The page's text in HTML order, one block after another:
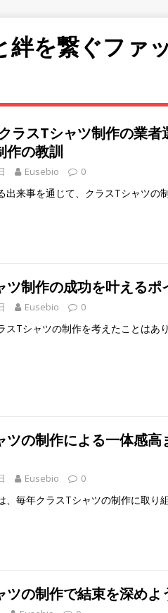
絆を繋ぐファ
ラスTシャツ制作の業者
作の教訓
Eusebio 0
出来事を通じて、クラスTシャツの
ツ制作の成功を叶えるポ
Eusebio 0
スTシャツの制作を考えたことはあり
ツの制作による一体感高
Eusebio 0
、毎年クラスTシャツの制作に取り組
ツの制作で結束を深めよ